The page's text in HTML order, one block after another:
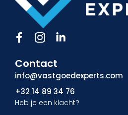
F
a
e
b
o
o
k
I
c
n
-
n
s
L
i
e
d
i
n
Contact
info@vastgoedexperts.com
+32 14 89 34 76
Heb je een klacht?